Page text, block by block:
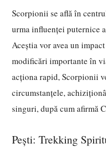
Scorpionii se află în
urma influenței puternice
Aceștia vor avea un
modificări importante în
acționa rapid, Scorpionii
circumstanțele,
singuri, după cum afirmă
Pești: Trekking